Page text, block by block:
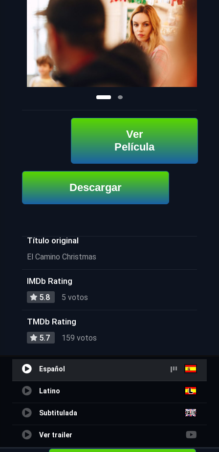
Ver
Película
Descargar
Título original
El Camino Christmas
IMDb Rating
5.8 5 votos
TMDb Rating
5.7 159 votos
Español
Latino
Subtitulada
Ver trailer